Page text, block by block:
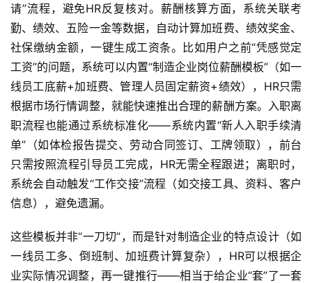
请”流程，避免HR反复核对。薪酬核算方面，系统关联考
勤、绩效、五险一金等数据，自动计算加班费、绩效奖金、
社保缴纳金额，一键生成工资条。比如用户之前“凭感觉定
工资”的问题，系统可以内置“制造企业岗位薪酬模板”（如一
线员工底薪+加班费、管理人员固定薪资+绩效），HR只需
根据市场行情调整，就能快速推出合理的薪酬方案。入职离
职流程也能通过系统标准化——系统内置“新人入职手续清
单”（如体检报告提交、劳动合同签订、工牌领取），前台
只需按照流程引导员工完成，HR无需全程跟进；离职时，
系统会自动触发“工作交接”流程（如交接工具、资料、客户
信息），避免遗漏。
这些模板并非“一刀切”，而是针对制造企业的特点设计（如
一线员工多、倒班制、加班费计算复杂），HR可以根据企
业实际情况调整，再一键推行——相当于给企业“套”了一套